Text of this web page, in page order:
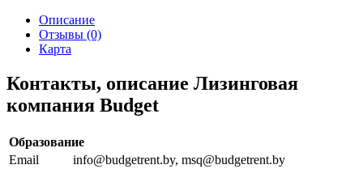
Описание
Отзывы (0)
Карта
Контакты, описание Лизинговая
компания Budget
Образование
Email
info@budgetrent.by, msq@budgetrent.by